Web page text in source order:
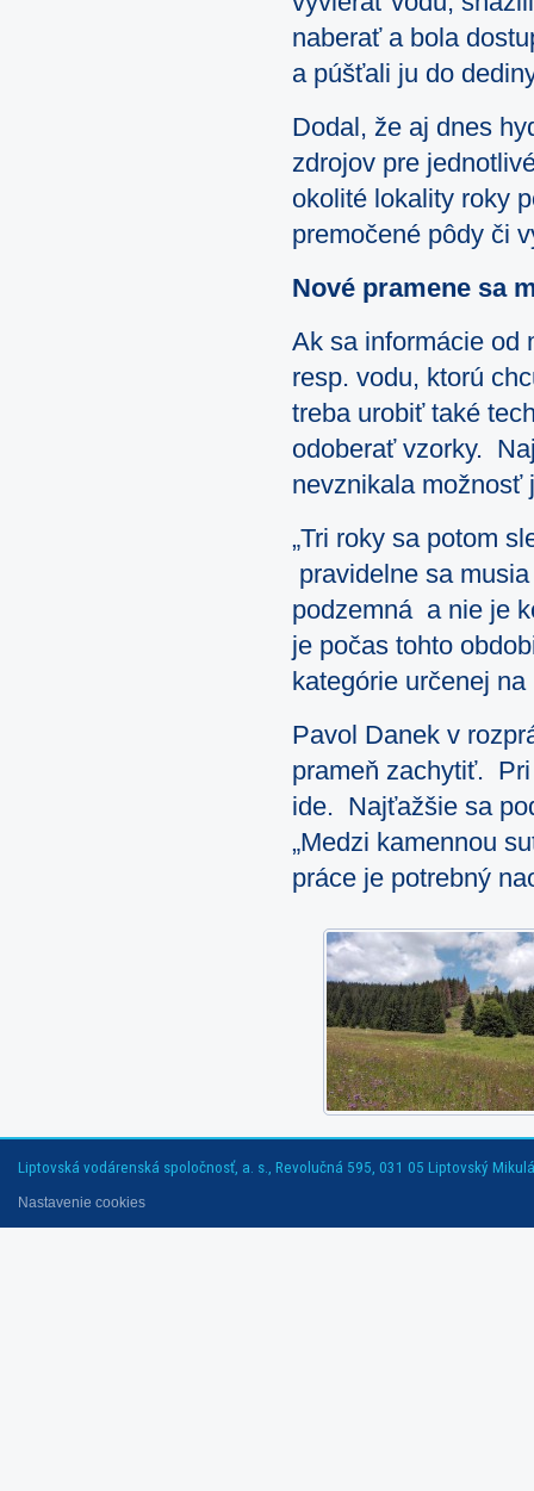
naberať a bola
a púšťali ju do
Dodal, že aj dnes
zdrojov pre
okolité lokality roky
premočené pôdy či
Nové pramene sa
Ak sa informácie od
resp. vodu, ktorú
treba urobiť také
odoberať vzorky.
nevznikala
„Tri roky sa potom
pravidelne sa
podzemná a nie je
je počas tohto
kategórie určenej
Pavol Danek v
prameň zachytiť.
ide. Najťažšie sa
„Medzi kamennou
práce je potrebný
Liptovská vodárenská spoločnosť, a. s., Revolučná 595, 031 05 Liptovský
Nastavenie cookies